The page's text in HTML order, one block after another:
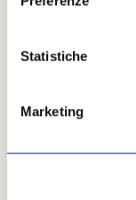
Statistiche
Marketing